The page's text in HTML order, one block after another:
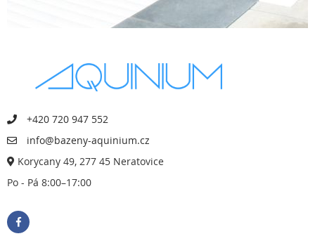
+420 720 947 552
info@bazeny-aquinium.cz
Korycany 49, 277 45 Neratovice
Po - Pá 8:00–17:00